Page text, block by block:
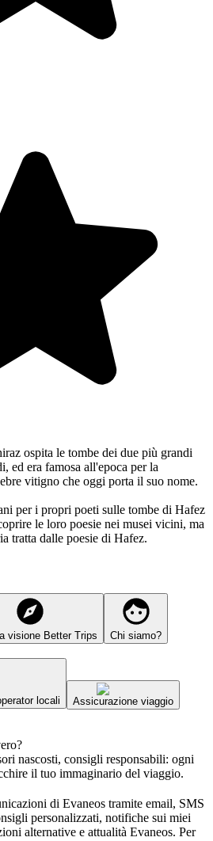
ospita le tombe dei due più grandi
ed era famosa all'epoca per la
vitigno che oggi porta il suo nome.
per i propri poeti sulle tombe di Hafez
le loro poesie nei musei vicini, ma
tratta dalle poesie di Hafez.
visione Better Trips Chi siamo?
locali Assicurazione viaggio
nascosti, consigli responsabili: ogni
il tuo immaginario del viaggio.
di Evaneos tramite email, SMS
personalizzati, notifiche sui miei
alternative e attualità Evaneos. Per